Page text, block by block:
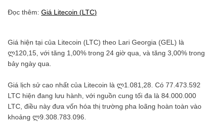
Đọc thêm: Giá Litecoin (LTC)
Giá hiện tại của Litecoin (LTC) theo Lari Georgia (GEL ) là
ლ120,15 , với tăng 1,00% trong 24 giờ qua, và tăng 3,00% trong
bảy ngày qua.
Giá lịch sử cao nhất của Litecoin là ლ1.081,28 . Có 77.473.592
LTC hiện đang lưu hành, với nguồn cung tối đa là 84.000.000
LTC , điều này đưa vốn hóa thị trường pha loãng hoàn toàn vào
khoảng ლ9.308.783.096